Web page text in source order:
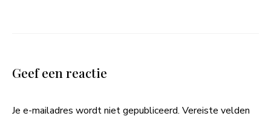
Geef een reactie
Je e-mailadres wordt niet gepubliceerd. Vereiste velden